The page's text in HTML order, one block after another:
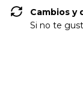
Cambios y
Si no te